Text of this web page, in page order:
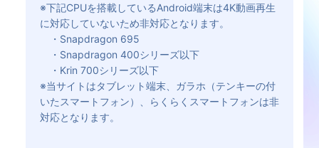
※下記CPUを搭載しているAndroid端末は4K動画再生
に対応していないため非対応となります。
・Snapdragon 695
・Snapdragon 400シリーズ以下
・Krin 700シリーズ以下
※当サイトはタブレット端末、ガラホ（テンキーの付
いたスマートフォン）、らくらくスマートフォンは非
対応となります。